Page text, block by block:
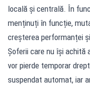
locală și centrală. În
menținuți în funcție,
creșterea performanței
Șoferii care nu își achită
vor pierde temporar
suspendat automat, iar